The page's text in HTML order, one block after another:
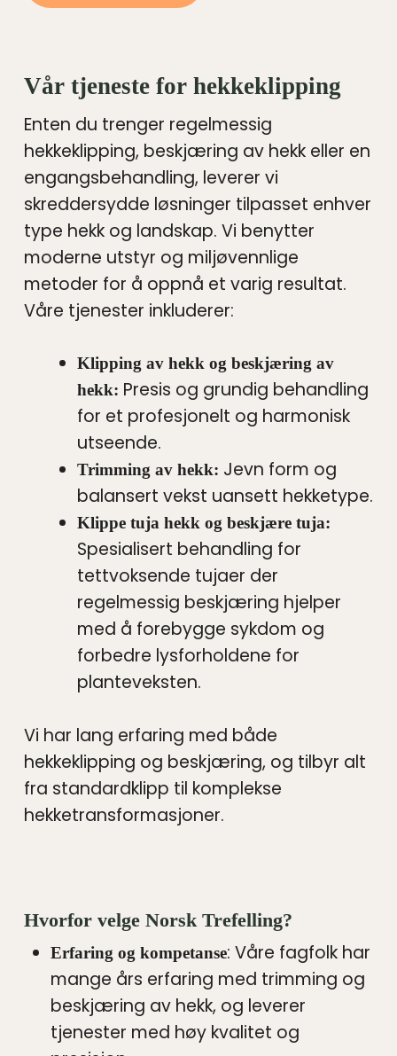
Vår tjeneste for hekkeklipping
Enten du trenger regelmessig
hekkeklipping, beskjæring av hekk eller en
engangsbehandling, leverer vi
skreddersydde løsninger tilpasset enhver
type hekk og landskap. Vi benytter
moderne utstyr og miljøvennlige
metoder for å oppnå et varig resultat.
Våre tjenester inkluderer:
Klipping av hekk og beskjæring av
hekk: Presis og grundig behandling
for et profesjonelt og harmonisk
utseende.
Trimming av hekk: Jevn form og
balansert vekst uansett hekketype.
Klippe tuja hekk og beskjære tuja:
Spesialisert behandling for
tettvoksende tujaer der
regelmessig beskjæring hjelper
med å forebygge sykdom og
forbedre lysforholdene for
planteveksten.
Vi har lang erfaring med både
hekkeklipping og beskjæring, og tilbyr alt
fra standardklipp til komplekse
hekketransformasjoner.
Hvorfor velge Norsk Trefelling?
Erfaring og kompetanse: Våre fagfolk har
mange års erfaring med trimming og
beskjæring av hekk, og leverer
tjenester med høy kvalitet og